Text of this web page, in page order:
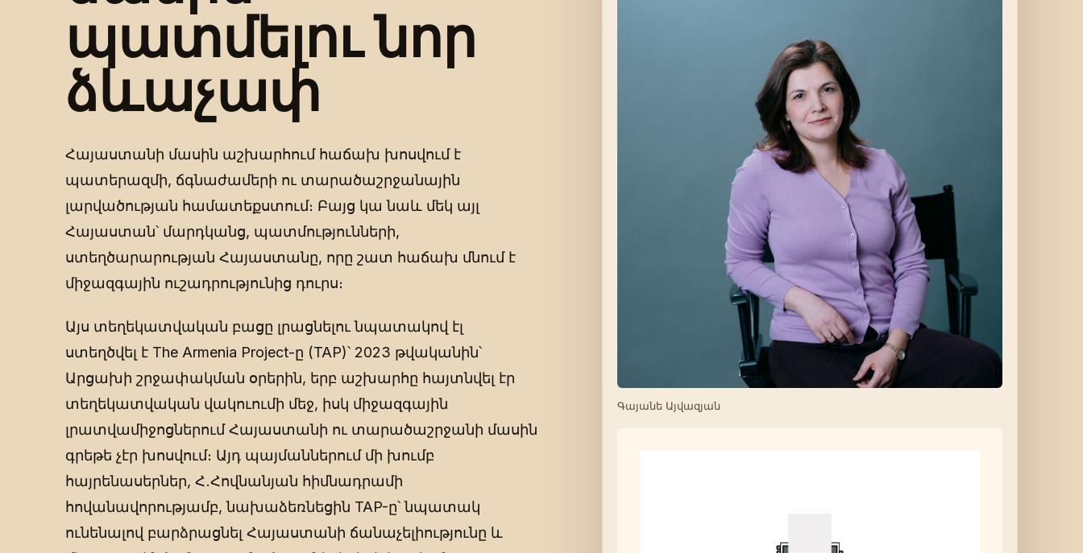
պատմելու նոր
ձևաչափ
Հայաստանի մասին աշխարհում հաճախ խոսվում է
պատերազմի, ճգնաժամերի ու տարածաշրջանային
լարվածության համատեքստում։ Բայց կա նաև մեկ այլ
Հայաստան՝ մարդկանց, պատմությունների,
ստեղծարարության Հայաստանը, որը շատ հաճախ մնում է
միջազգային ուշադրությունից դուրս։
Այս տեղեկատվական բացը լրացնելու նպատակով էլ
ստեղծվել է The Armenia Project-ը (TAP)՝ 2023 թվականին՝
Արցախի շրջափակման օրերին, երբ աշխարհը հայտնվել էր
տեղեկատվական վակուումի մեջ, իսկ միջազգային
լրատվամիջոցներում Հայաստանի ու տարածաշրջանի մասին
գրեթե չէր խոսվում։ Այդ պայմաններում մի խումբ
հայրենասերներ, Հ․Հովնանյան հիմնադրամի
հովանավորությամբ, նախաձեռնեցին TAP-ը՝ նպատակ
ունենալով բարձրացնել Հայաստանի ճանաչելիությունը և
Գայանե Այվազյան